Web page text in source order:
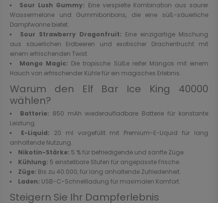
Sour Lush Gummy: Eine verspielte Kombination aus saurer
Wassermelone und Gummibonbons, die eine süß-säuerliche
Dampfwonne bietet.
Sour Strawberry Dragonfruit: Eine einzigartige Mischung
aus säuerlichen Erdbeeren und exotischer Drachenfrucht mit
einem erfrischenden Twist.
Mango Magic: Die tropische Süße reifer Mangos mit einem
Hauch von erfrischender Kühle für ein magisches Erlebnis.
Warum den Elf Bar Ice King 40000
wählen?
Batterie: 850 mAh wiederaufladbare Batterie für konstante
Leistung.
E-Liquid: 20 ml vorgefüllt mit Premium-E-Liquid für lang
anhaltende Nutzung.
Nikotin-Stärke: 5 % für befriedigende und sanfte Züge.
Kühlung: 5 einstellbare Stufen für angepasste Frische.
Züge: Bis zu 40.000, für lang anhaltende Zufriedenheit.
Laden: USB-C-Schnellladung für maximalen Komfort.
Steigern Sie Ihr Dampferlebnis